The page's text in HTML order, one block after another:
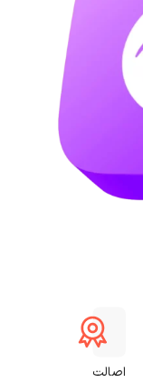
اصالت